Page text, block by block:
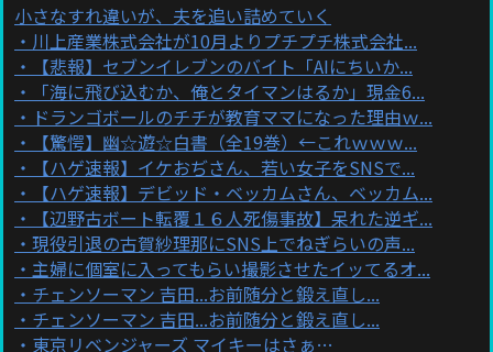
小さなすれ違いが、夫を追い詰めていく
川上産業株式会社が10月よりプチプチ株式会社...
【悲報】セブンイレブンのバイト「AIにちいか...
「海に飛び込むか、俺とタイマンはるか」現金6...
ドランゴボールのチチが教育ママになった理由ｗ...
【驚愕】幽☆遊☆白書（全19巻）←これｗｗｗ...
【ハゲ速報】イケおぢさん、若い女子をSNSで...
【ハゲ速報】デビッド・ベッカムさん、ベッカム...
【辺野古ボート転覆１６人死傷事故】呆れた逆ギ...
現役引退の古賀紗理那にSNS上でねぎらいの声...
主婦に個室に入ってもらい撮影させたイッてるオ...
チェンソーマン 吉田...お前随分と鍛え直し...
チェンソーマン 吉田...お前随分と鍛え直し...
東京リベンジャーズ マイキーはさぁ…